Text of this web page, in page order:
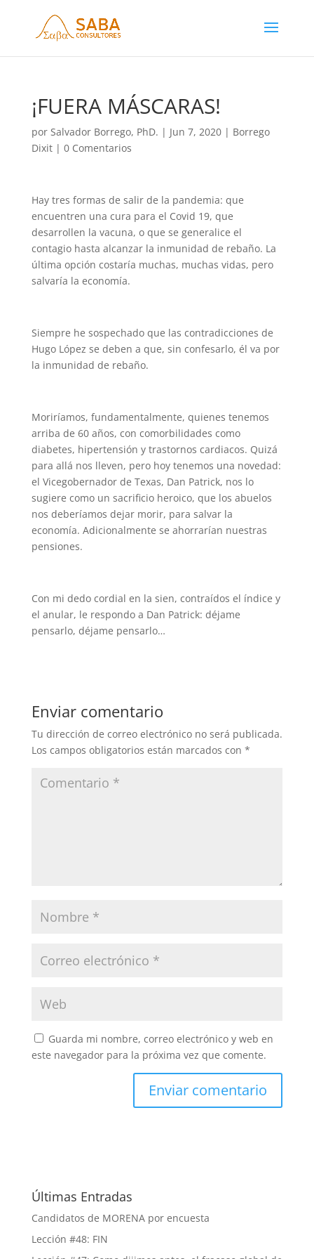
¡FUERA MÁSCARAS!
por Salvador Borrego, PhD. | Jun 7, 2020| Borrego
Dixit| 0 Comentarios
Hay tres formas de salir de la pandemia: que
encuentren una cura para el Covid 19, que
desarrollen la vacuna, o que se generalice el
contagio hasta alcanzar la inmunidad de rebaño. La
última opción costaría muchas, muchas vidas, pero
salvaría la economía.
Siempre he sospechado que las contradicciones de
Hugo López se deben a que, sin confesarlo, él va por
la inmunidad de rebaño.
Moriríamos, fundamentalmente, quienes tenemos
arriba de 60 años, con comorbilidades como
diabetes, hipertensión y trastornos cardiacos. Quizá
para allá nos lleven, pero hoy tenemos una novedad:
el Vicegobernador de Texas, Dan Patrick, nos lo
sugiere como un sacrificio heroico, que los abuelos
nos deberíamos dejar morir, para salvar la
economía. Adicionalmente se ahorrarían nuestras
pensiones.
Con mi dedo cordial en la sien, contraídos el índice y
el anular, le respondo a Dan Patrick: déjame
pensarlo, déjame pensarlo…
Enviar comentario
Tu dirección de correo electrónico no será publicada.
Los campos obligatorios están marcados con *
Guarda mi nombre, correo electrónico y web en
este navegador para la próxima vez que comente.
Últimas Entradas
Candidatos de MORENA por encuesta
Lección #48: FIN